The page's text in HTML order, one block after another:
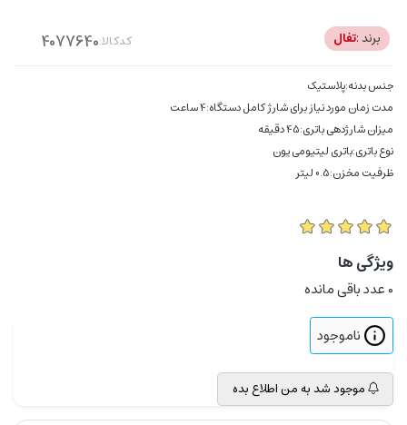
برند :تفال کدکالا:
جنس بدنه:پلاستیک
مدت زمان مورد نیاز برای شارژ کامل دستگاه:4 ساعت
میزان شارژدهی باتری:45 دقیقه
نوع باتری:باتری لیتیومی یون
ظرفیت مخزن:0.5 لیتر
ویژگی ها
0عدد باقی مانده
ناموجود
موجود شد به من اطلاع بده